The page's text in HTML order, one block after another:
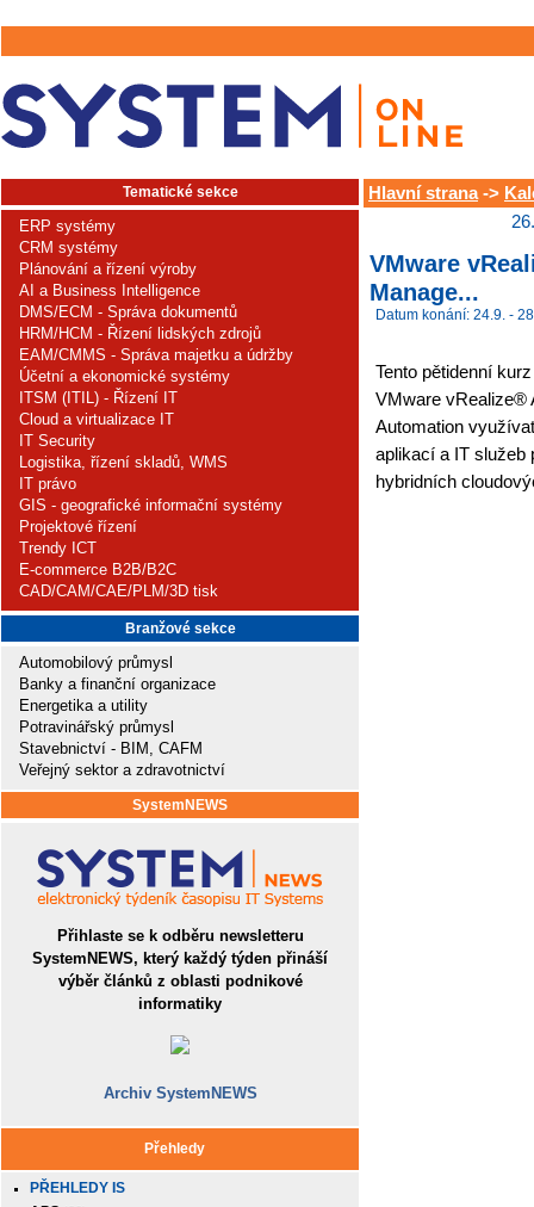
Tematické sekce
ERP systémy
CRM systémy
Plánování a řízení výroby
AI a Business Intelligence
DMS/ECM - Správa dokumentů
HRM/HCM - Řízení lidských zdrojů
EAM/CMMS - Správa majetku a údržby
Účetní a ekonomické systémy
ITSM (ITIL) - Řízení IT
Cloud a virtualizace IT
IT Security
Logistika, řízení skladů, WMS
IT právo
GIS - geografické informační systémy
Projektové řízení
Trendy ICT
E-commerce B2B/B2C
CAD/CAM/CAE/PLM/3D tisk
Branžové sekce
Automobilový průmysl
Banky a finanční organizace
Energetika a utility
Potravinářský průmysl
Stavebnictví - BIM, CAFM
Veřejný sektor a zdravotnictví
SystemNEWS
Přihlaste se k odběru newsletteru
SystemNEWS, který každý týden přináší
výběr článků z oblasti podnikové
informatiky
Archiv SystemNEWS
Přehledy
PŘEHLEDY IS
Hlavní strana->
VMware
Manage...
Datum konání: 24.9. -
Tento pětidenní
VMware vRealize®
Automation
aplikací a IT služeb
hybridních